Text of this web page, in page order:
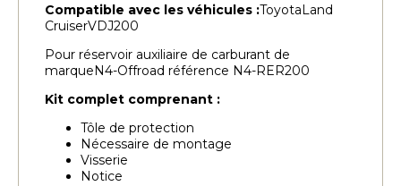
Compatible avec les véhicules :ToyotaLand
CruiserVDJ200
Pour réservoir auxiliaire de carburant de
marqueN4-Offroad référence N4-RER200
Kit complet comprenant :
Tôle de protection
Nécessaire de montage
Visserie
Notice